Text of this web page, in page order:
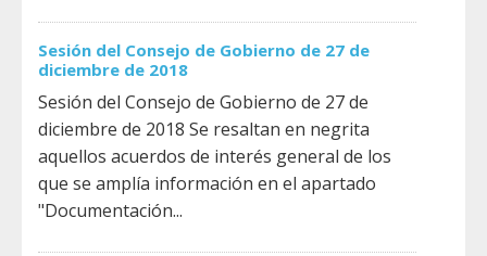
Sesión del Consejo de Gobierno de 27 de
diciembre de 2018
Sesión del Consejo de Gobierno de 27 de
diciembre de 2018 Se resaltan en negrita
aquellos acuerdos de interés general de los
que se amplía información en el apartado
"Documentación...